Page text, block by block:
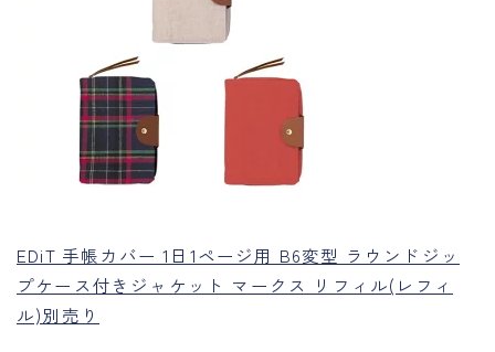
EDiT 手帳カバー 1日1ページ用 B6変型 ラウンドジッ
プケース付きジャケット マークス リフィル(レフィ
ル)別売り